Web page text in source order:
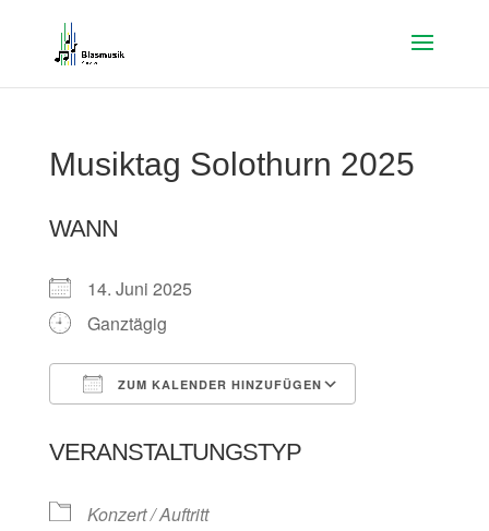
Musiktag Solothurn 2025
WANN
14. Juni 2025
Ganztägig
ZUM KALENDER HINZUFÜGEN
VERANSTALTUNGSTYP
Konzert / Auftritt